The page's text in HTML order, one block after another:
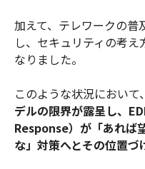
加えて、テレワークの普
し、セキュリティの考
なりました。
このような状況において、
デルの限界が露呈し、
Response）が「あれば
な」対策へとその位置づ